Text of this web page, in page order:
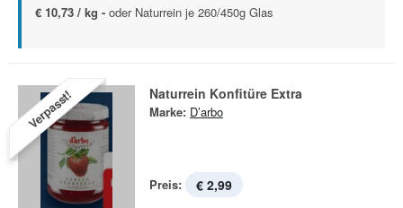
€ 10,73 / kg - oder Naturrein je 260/450g Glas
Verpasst! Naturrein Konfitüre Extra
Marke: D’arbo
Preis: € 2,99